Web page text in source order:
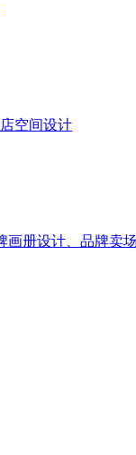
空间设计
画册设计、品牌卖